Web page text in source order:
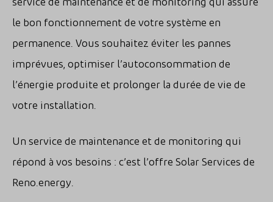
le bon fonctionnement de votre système en
permanence. Vous souhaitez éviter les pannes
imprévues, optimiser l’autoconsommation de
l’énergie produite et prolonger la durée de vie de
votre installation.
Un service de maintenance et de monitoring qui
répond à vos besoins : c’est l’offre Solar Services de
Reno.energy.